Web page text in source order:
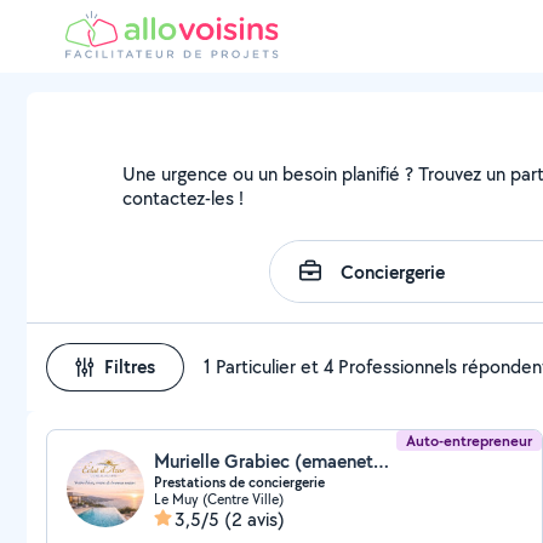
Une urgence ou un besoin planifié ? Trouvez un
contactez-les !
Filtres 1 Particulier et 4 Professionnels
Auto-entrepreneur
Murielle Grabiec (emaenet83)
Prestations de conciergerie
Le Muy (Centre Ville)
3,5/5 (2 avis)